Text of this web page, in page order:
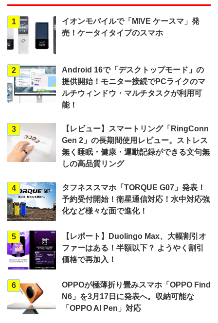
1
イオンモバイルで「MIVE ケースマ」発
売！ケータイタイプのスマホ
2
Android 16で「デスクトップモード」の
提供開始！モニター接続でPCライクのマ
ルチウィンドウ・マルチタスクが利用可
能！
3
【レビュー】スマートリング「RingConn
Gen 2」の長期間使用レビュー。ストレス
無く睡眠・健康・運動記録ができる文句無
しの高品質リング
4
タフネススマホ「TORQUE G07」発表！
予約受付開始！衛星通信対応！水中対応強
化など様々な面で進化！
5
【レポート】Duolingo Max、大幅割引オ
ファーはある！半額以下？ ようやく割引
価格で再加入！
6
OPPOが極薄折り畳みスマホ「OPPO Find
N6」を3月17日に発表へ。収納可能な
「OPPO AI Pen」対応